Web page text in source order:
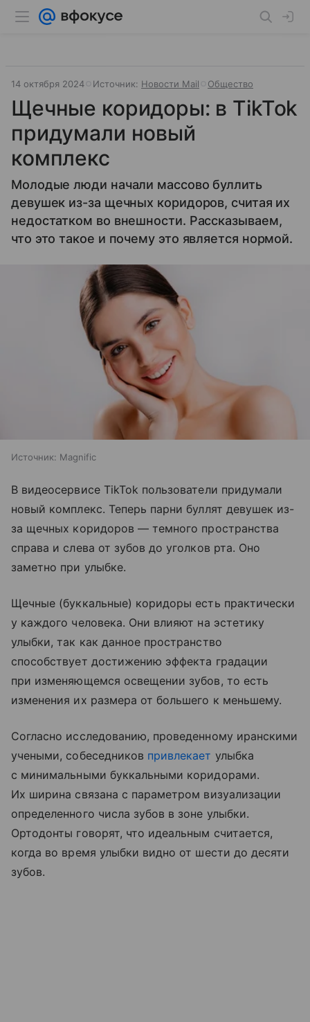
14 октября 2024 Источник: Новости Mail Общество
Щечные коридоры: в TikTok
придумали новый
комплекс
Молодые люди начали массово буллить
девушек из-за щечных коридоров, считая их
недостатком во внешности. Рассказываем,
что это такое и почему это является нормой.
Источник: Magnific
В видеосервисе TikTok пользователи придумали
новый комплекс. Теперь парни буллят девушек из-
за щечных коридоров — темного пространства
справа и слева от зубов до уголков рта. Оно
заметно при улыбке.
Щечные (буккальные) коридоры есть практически
у каждого человека. Они влияют на эстетику
улыбки, так как данное пространство
способствует достижению эффекта градации
при изменяющемся освещении зубов, то есть
изменения их размера от большего к меньшему.
Согласно исследованию, проведенному иранскими
учеными, собеседников привлекает улыбка
с минимальными буккальными коридорами.
Их ширина связана с параметром визуализации
определенного числа зубов в зоне улыбки.
Ортодонты говорят, что идеальным считается,
когда во время улыбки видно от шести до десяти
зубов.